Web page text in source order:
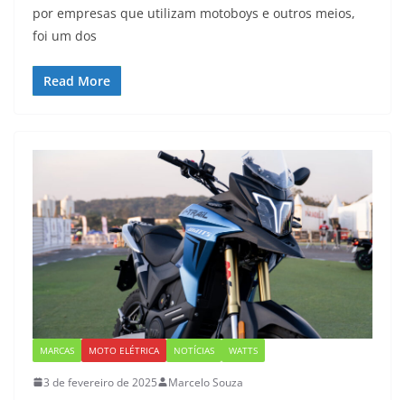
por empresas que utilizam motoboys e outros meios,
foi um dos
Read More
MARCAS MOTO ELÉTRICA NOTÍCIAS WATTS
3 de fevereiro de 2025 Marcelo Souza